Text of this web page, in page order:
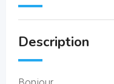
Description